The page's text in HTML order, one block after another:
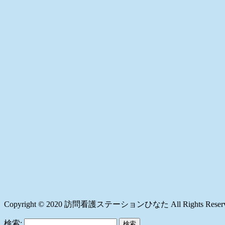
Copyright © 2020 訪問看護ステーションひなた All Rights
検索: